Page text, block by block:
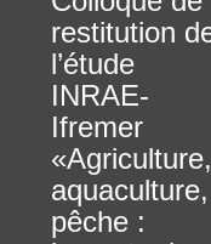
restitution
l’étude
INRAE-
Ifremer
«Agriculture,
aquaculture,
pêche :